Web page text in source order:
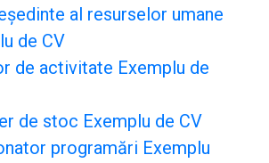
al resurselor umane
de CV
de activitate Exemplu de
de stoc Exemplu de CV
programări Exemplu